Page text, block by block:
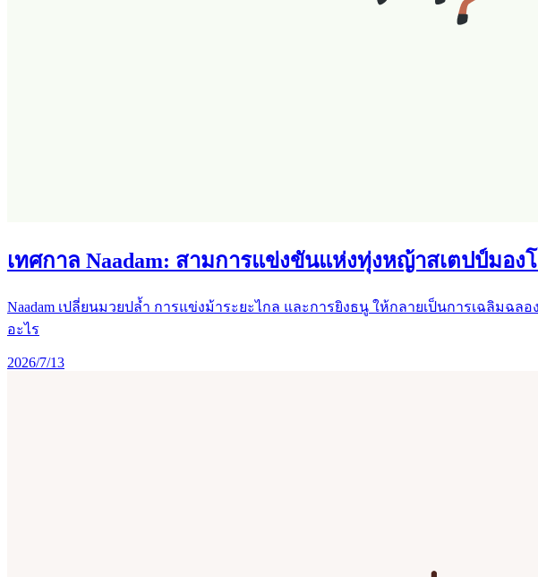
เทศกาล Naadam: สามการแข่งขันแห่งทุ่งหญ้าสเตปป์มอง
Naadam เปลี่ยนมวยปล้ำ การแข่งม้าระยะไกล และการยิงธนู ให้กลายเป็นการเฉลิ
อะไร
2026/7/13